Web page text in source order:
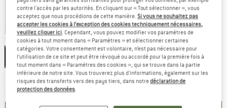
-60 %
Taille:One Size
One Size
Délai de livraison: 3-5 jours ouvrablesLe lien s'ouvre dans une boîte
Quantité:
contre l'accès par les autorités. En cliquant sur « Tout sélectionner », vous
acceptez que nous procédions de cette manière.Si vous ne souhaitez pas
accepter les cookies à l’exception des cookies techniquement nécessaires,
veuillez cliquer ici. Cependant, vous pouvez modifier vos paramètres de
cookies à tout moment dans « Paramètres » et sélectionner certaines
catégories. Votre consentement est volontaire, n’est pas nécessaire pour
l’utilisation de ce site et peut être révoqué ou accordé pour la première fois à
tout moment dans « Paramètres des cookies », qui se trouve dans la partie
inférieure de notre site. Vous trouverez plus d'informations, également sur les
risques des transferts vers des pays tiers, dans notredéclaration de
protection des données.